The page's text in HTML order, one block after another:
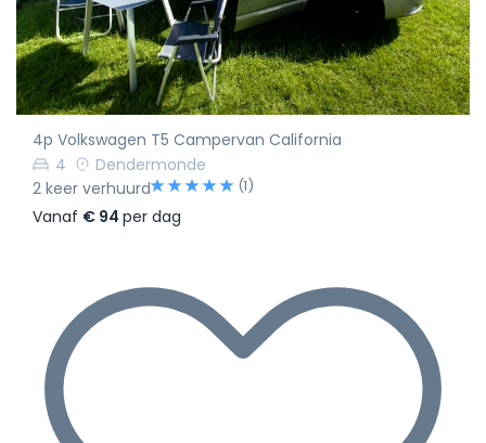
4p Volkswagen T5 Campervan California
4
Dendermonde
2 keer verhuurd
(1)
Vanaf € 94 per dag